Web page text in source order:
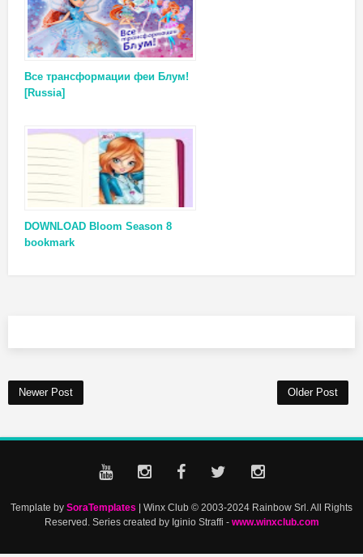
Все трансформации феи Блум!
[Russia]
DOWNLOAD Bloom Season 8
bookmark
Newer Post Older Post
Template by SoraTemplates | Winx Club © 2003-2024 Rainbow Srl. All Rights
Reserved. Series created by Iginio Straffi - www.winxclub.com